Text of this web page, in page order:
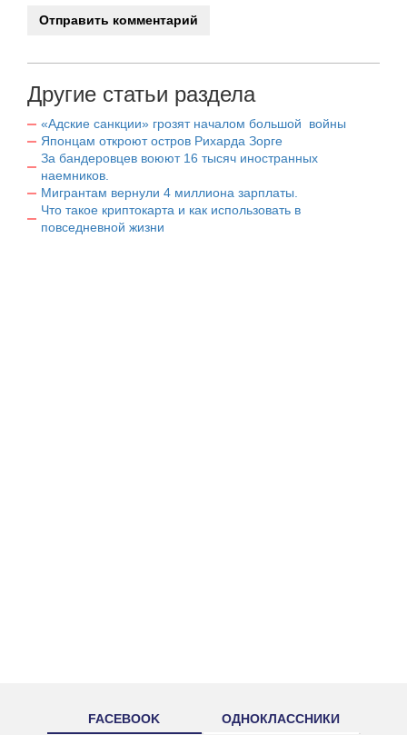
Другие статьи раздела
«Адские санкции» грозят началом большой войны
Японцам откроют остров Рихарда Зорге
За бандеровцев воюют 16 тысяч иностранных
наемников.
Мигрантам вернули 4 миллиона зарплаты.
Что такое криптокарта и как использовать в
повседневной жизни
FACEBOOK ОДНОКЛАССНИКИ